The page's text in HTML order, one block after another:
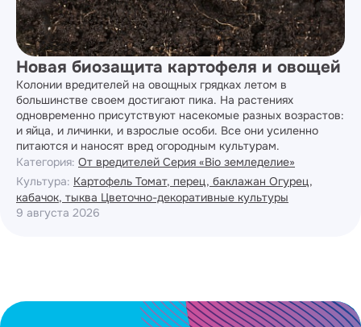
Новая биозащита картофеля и овощей
Колонии вредителей на овощных грядках летом в
большинстве своем достигают пика. На растениях
одновременно присутствуют насекомые разных возрастов:
и яйца, и личинки, и взрослые особи. Все они усиленно
питаются и наносят вред огородным культурам.
Категория: От вредителей Серия «Bio земледелие»
Культура: Картофель Томат, перец, баклажан Огурец,
кабачок, тыква Цветочно-декоративные культуры
9 августа 2026